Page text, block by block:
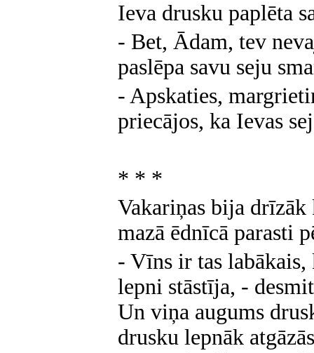
Ieva drusku paplēta
- Bet, Ādam, tev
paslēpa savu seju
- Apskaties,
priecājos, ka Ievas
* * *
Vakariņas bija drīzāk
mazā ēdnīcā parasti
- Vīns ir tas labākais,
lepni stāstīja, -
Un viņa augums
drusku lepnāk